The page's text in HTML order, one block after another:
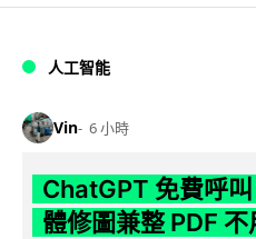
人工智能
Vin 6 小時
ChatGPT 免費呼
體修圖兼整 PDF